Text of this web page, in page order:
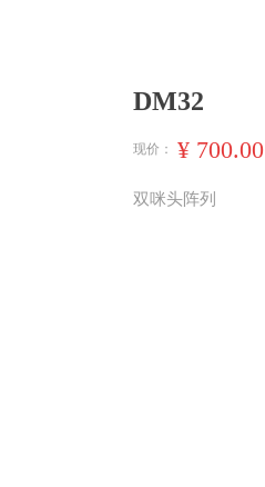
DM32
双咪头阵列
现价： ¥ 700.00